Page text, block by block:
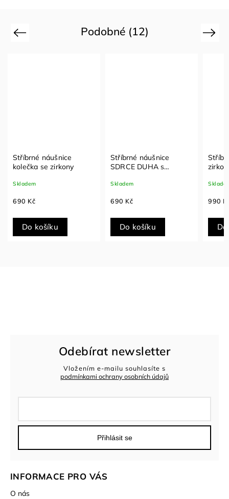
Podobné (12)
Previous
Stříbrné náušnice
kolečka se zirkony
Skladem
690 Kč
Do košíku
Stříbrné náušnice
SDRCE DUHA s
Skladem
690 Kč
Do košíku
990
Next
INFORMACE PRO VÁS
O nás
Odebírat newsletter
Vložením e-mailu souhlasíte s
podmínkami ochrany osobních údajů
Přihlásit se